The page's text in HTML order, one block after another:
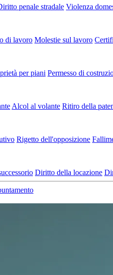
penale stradale Violenza
di lavoro Molestie sul lavoro
per piani Permesso di
Alcol al volante Ritiro della
Rigetto dell'opposizione
Diritto della locazione